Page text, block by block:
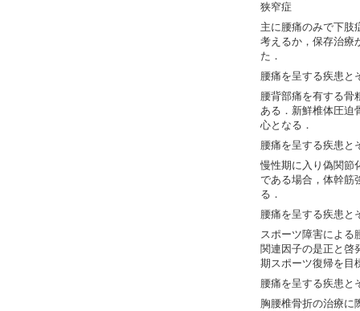
狭窄症
主に腰痛のみで下肢
考えるか，保存治療
た．
腰痛を呈する疾患と
腰背部痛を有する骨
ある．新鮮椎体圧迫
心となる．
腰痛を呈する疾患と
慢性期に入り偽関節
である場合，体幹筋
る．
腰痛を呈する疾患と
スポーツ障害による
関連因子の是正と啓
期スポーツ復帰を目
腰痛を呈する疾患と
胸腰椎骨折の治療に